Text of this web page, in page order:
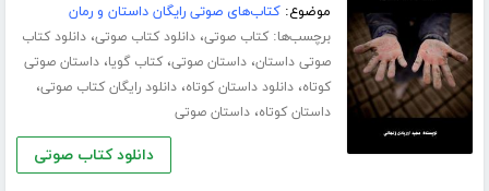
موضوع:کتاب‌های صوتی رایگان داستان و رمان
برچسب‌ها:کتاب صوتی،دانلود کتاب صوتی،دانلود کتاب
صوتی داستان،داستان صوتی،کتاب گویا،داستان صوتی
کوتاه،دانلود داستان کوتاه،دانلود رایگان کتاب صوتی،
داستان کوتاه،داستان صوتی
دانلود کتاب صوتی